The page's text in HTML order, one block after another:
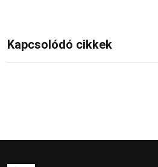
Kapcsolódó cikkek